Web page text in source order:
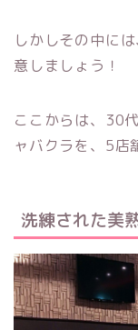
しかしその中に
意しましょう！
ここからは、30
ャバクラを、5店
洗練された美